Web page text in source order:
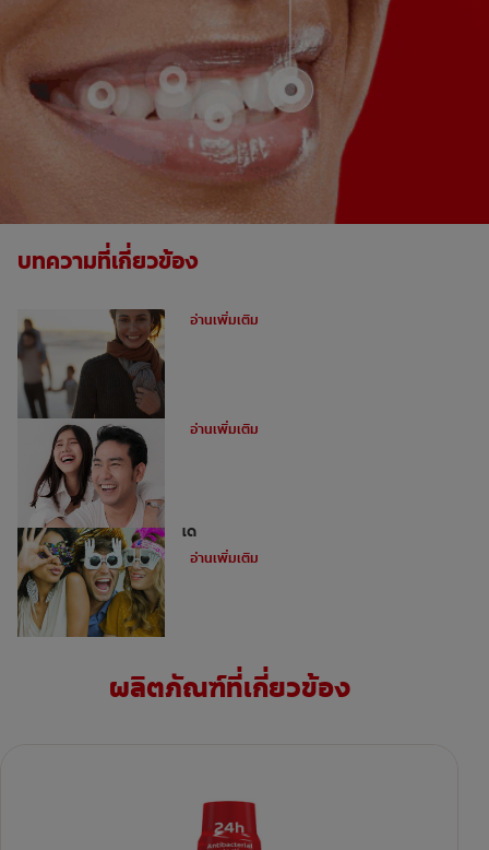
บทความที่เกี่ยวข้อง
อ่านเพิ่มเติม
อ่านเพิ่มเติม
ได้
อ่านเพิ่มเติม
ผลิตภัณฑ์ที่เกี่ยวข้อง